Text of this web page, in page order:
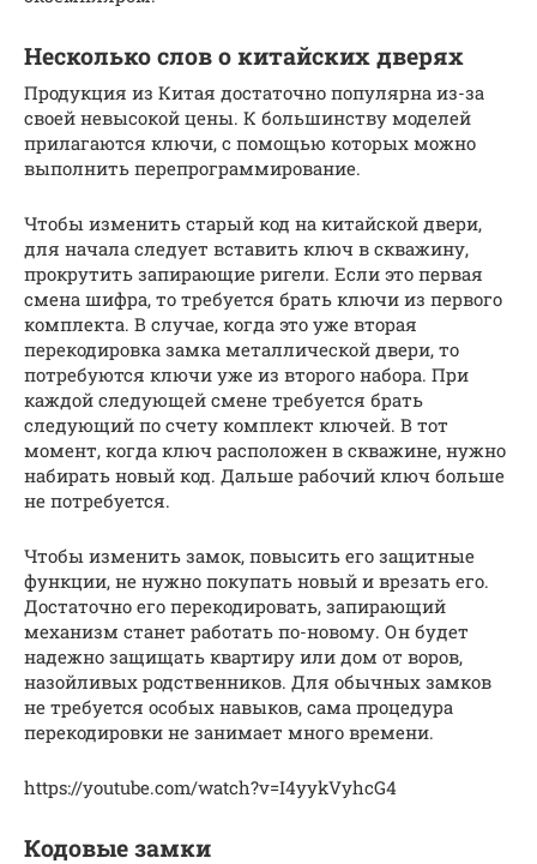
Несколько слов о китайских дверях
Продукция из Китая достаточно популярна из-за
своей невысокой цены. К большинству моделей
прилагаются ключи, с помощью которых можно
выполнить перепрограммирование.
Чтобы изменить старый код на китайской двери,
для начала следует вставить ключ в скважину,
прокрутить запирающие ригели. Если это первая
смена шифра, то требуется брать ключи из первого
комплекта. В случае, когда это уже вторая
перекодировка замка металлической двери, то
потребуются ключи уже из второго набора. При
каждой следующей смене требуется брать
следующий по счету комплект ключей. В тот
момент, когда ключ расположен в скважине, нужно
набирать новый код. Дальше рабочий ключ больше
не потребуется.
Чтобы изменить замок, повысить его защитные
функции, не нужно покупать новый и врезать его.
Достаточно его перекодировать, запирающий
механизм станет работать по-новому. Он будет
надежно защищать квартиру или дом от воров,
назойливых родственников. Для обычных замков
не требуется особых навыков, сама процедура
перекодировки не занимает много времени.
https://youtube.com/watch?v=I4yykVyhcG4
Кодовые замки